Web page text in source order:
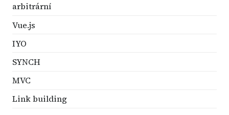
arbitrární
Vue.js
IYO
SYNCH
MVC
Link building